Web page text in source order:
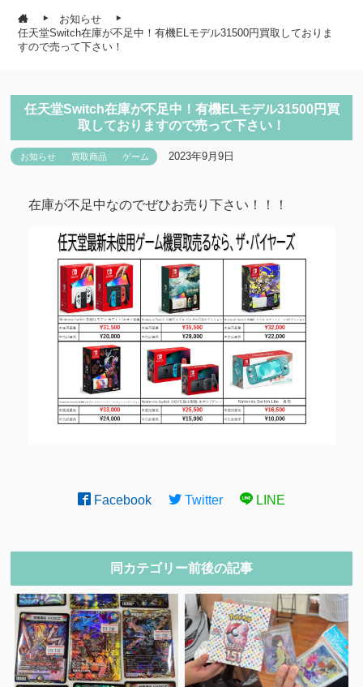
お知らせ
任天堂Switch在庫が不足中！有機ELモデル31500円買取しておりま
すので売って下さい！
任天堂Switch在庫が不足中！有機ELモデル31500円買
取しておりますので売って下さい！
お知らせ 買取商品 ゲーム 2023年9月9日
在庫が不足中なのでぜひお売り下さい！！！
Facebook Twitter LINE
同カテゴリー前後の記事